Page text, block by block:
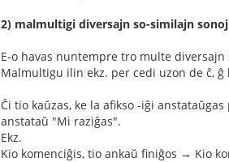
2) malmultigi diversajn so-similajn
E-o havas nuntempre tro multe
Malmultigu ilin ekz. per cedi uzon de ĉ,
Ĉi tio kaŭzas, ke la afikso -iĝi
anstataŭ "Mi raziĝas".
Ekz.
Kio komenciĝis, tio ankaŭ finiĝos → Kio